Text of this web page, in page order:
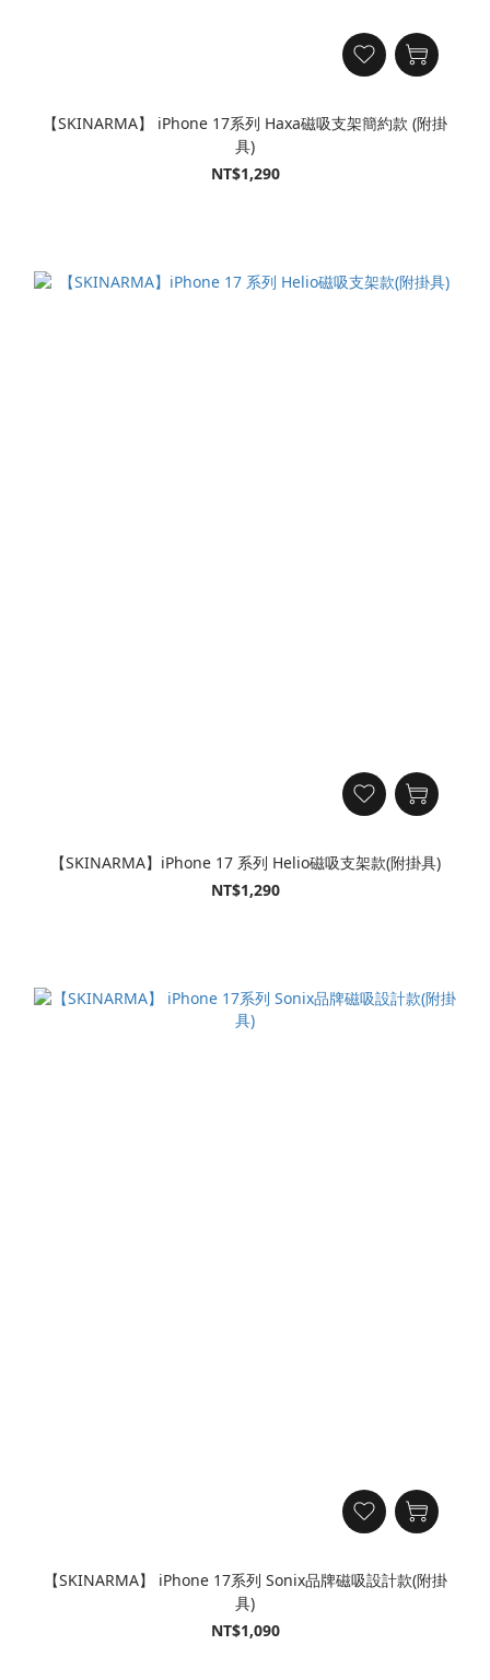
【SKINARMA】 iPhone 17系列 Haxa磁吸支架簡約款 (附掛
具)
NT$1,290
【SKINARMA】iPhone 17 系列 Helio磁吸支架款(附掛具)
NT$1,290
【SKINARMA】 iPhone 17系列 Sonix品牌磁吸設計款(附掛
具)
NT$1,090